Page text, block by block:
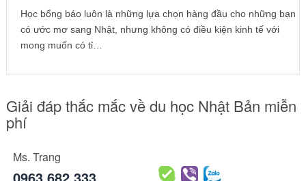
Học bổng báo luôn là những lựa chọn hàng đầu cho những bạn
có ước mơ sang Nhật, nhưng không có điều kiện kinh tế với
mong muốn có tỉ…
Giải đáp thắc mắc về du học Nhật Bản miễn
phí
Ms. Trang